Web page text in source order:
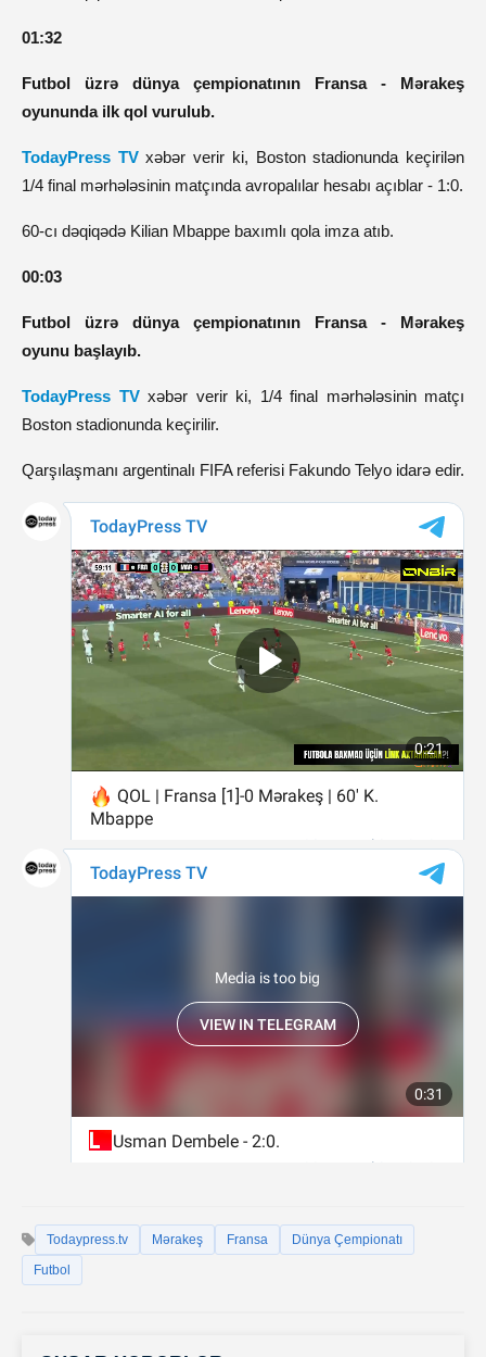
01:32
Futbol üzrə dünya çempionatının Fransa - Mərakeş
oyununda ilk qol vurulub.
TodayPress TVxəbər verir ki, Boston stadionunda keçirilən
1/4 final mərhələsinin matçında avropalılar hesabı açıblar - 1:0.
60-cı dəqiqədə Kilian Mbappe baxımlı qola imza atıb.
00:03
Futbol üzrə dünya çempionatının Fransa - Mərakeş
oyunu başlayıb.
TodayPress TVxəbər verir ki, 1/4 final mərhələsinin matçı
Boston stadionunda keçirilir.
Qarşılaşmanı argentinalı FIFA referisi Fakundo Telyo idarə edir.
Todaypress.tv Mərakeş Fransa
Dünya Çempionatı
Futbol